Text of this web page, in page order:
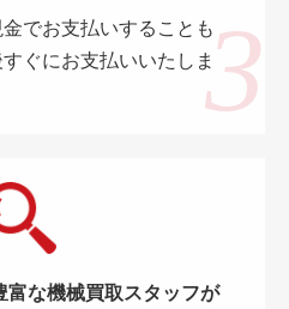
でお支払いすることも
ぐにお支払いいたしま
な機械買取スタッフが